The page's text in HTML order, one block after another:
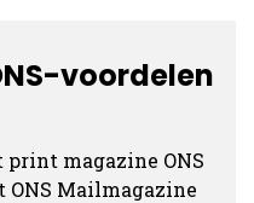
voordelen
print magazine ONS
ONS Mailmagazine